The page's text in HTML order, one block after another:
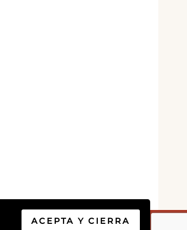
ACEPTA Y CIERRA